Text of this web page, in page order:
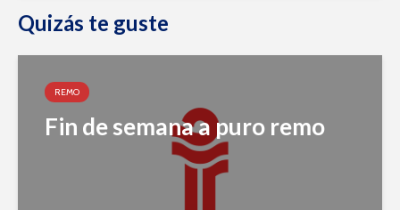
Quizás te guste
REMO
Fin de semana a puro remo